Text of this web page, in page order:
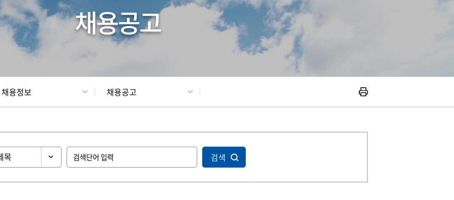
채용공고
채용정보 채용공고
검색